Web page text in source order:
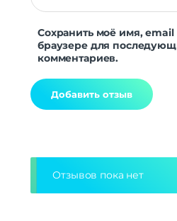
Сохранить моё имя, email
браузере для
комментариев.
Отзывов пока нет